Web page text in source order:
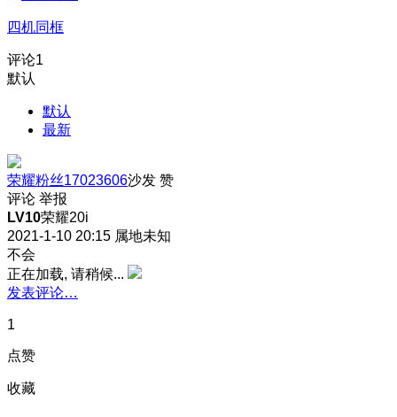
四机同框
评论1
默认
默认
最新
荣耀粉丝17023606沙发 赞
评论 举报
LV10荣耀20i
2021-1-10 20:15 属地未知
不会
正在加载, 请稍候...
发表评论…
1
点赞
收藏